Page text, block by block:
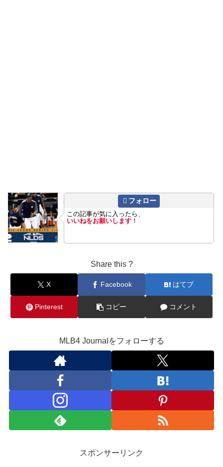
フォロー
この記事が気に入ったら、
いいねをお願いします ！
Share this ?
X Facebook はてブ
Pinterest コピー コメント
MLB4 Journalをフォローする
スポンサーリンク